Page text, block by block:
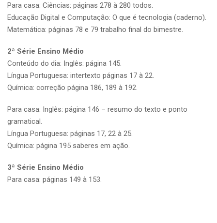
Para casa: Ciências: páginas 278 à 280 todos.
Educação Digital e Computação: O que é tecnologia (caderno).
Matemática: páginas 78 e 79 trabalho final do bimestre.
2ª Série Ensino Médio
Conteúdo do dia: Inglês: página 145.
Língua Portuguesa: intertexto páginas 17 à 22.
Química: correção página 186, 189 à 192.
Para casa: Inglês: página 146 – resumo do texto e ponto
gramatical.
Língua Portuguesa: páginas 17, 22 à 25.
Química: página 195 saberes em ação.
3ª Série Ensino Médio
Para casa: páginas 149 à 153.